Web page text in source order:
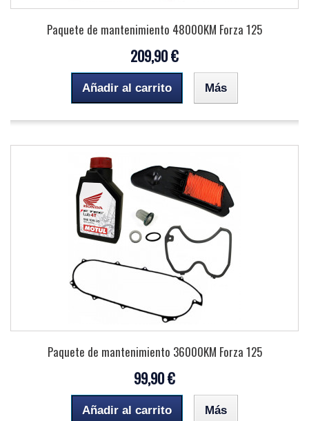
Paquete de mantenimiento 48000KM Forza 125
209,90 €
Añadir al carrito Más
Paquete de mantenimiento 36000KM Forza 125
99,90 €
Añadir al carrito Más